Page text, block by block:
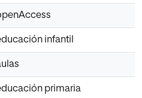
infantil
primaria